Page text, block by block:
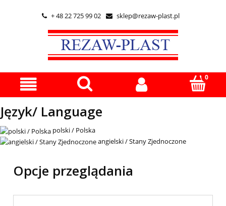
 + 48 22 725 99 02  sklep@rezaw-plast.pl
Język/ Language
polski / Polska
angielski / Stany Zjednoczone
Opcje przeglądania